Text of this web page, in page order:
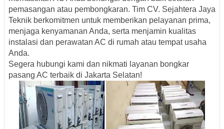
pemasangan atau pembongkaran. Tim CV. Sejahtera Jaya
Teknik berkomitmen untuk memberikan pelayanan prima,
menjaga kenyamanan Anda, serta menjamin kualitas
instalasi dan perawatan AC di rumah atau tempat usaha
Anda.
Segera hubungi kami dan nikmati layanan bongkar
pasang AC terbaik di Jakarta Selatan!